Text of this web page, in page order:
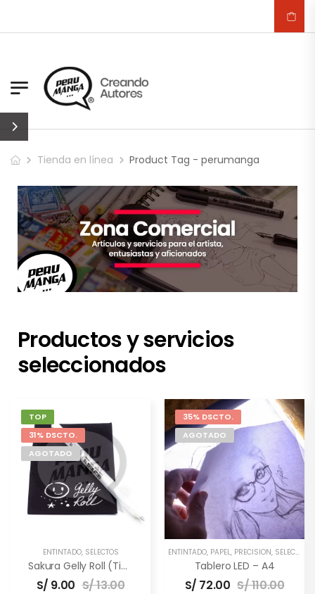
Tienda en línea Product Tag - perumanga
Productos y servicios
seleccionados
TOP
31% DSCTO.
AGOTADO
ENTINTADO, SELECTOS
Sakura Gelly Roll (Tinta Blanca)
S/ 9.00 S/13.00
35% DSCTO.
AGOTADO
ENTINTADO, PAPEL, PRECISIÓN, SELECTOS
Tablero LED – A4
S/ 72.00 S/110.00